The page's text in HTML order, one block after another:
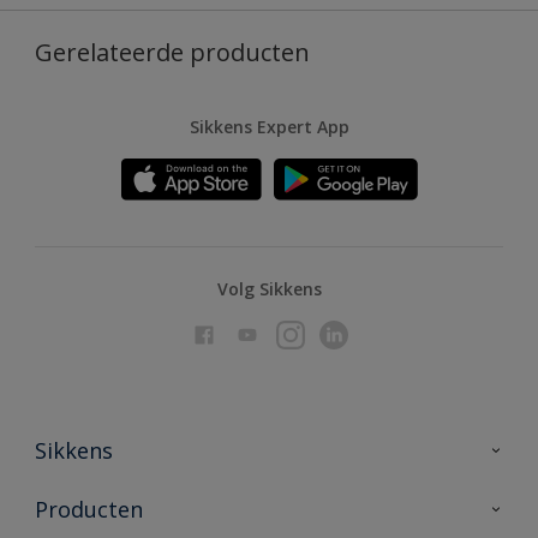
Gerelateerde producten
Sikkens Expert App
Volg Sikkens
Sikkens
Over Sikkens
Producten